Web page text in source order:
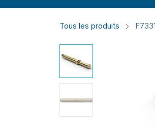
Tous les produits